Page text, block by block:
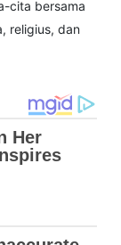
cita bersama
religius, dan